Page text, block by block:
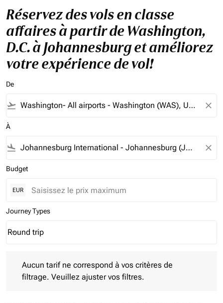
Réservez des vols en classe
affaires à partir de Washington,
D.C. à Johannesburg et améliorez
votre expérience de vol!
De
flight_takeoff close
À
flight_land close
Budget
EUR
Journey Types
Journey Types option Round trip Selected
Round trip
keyboard_arrow_down
Aucun tarif ne correspond à vos critères de
filtrage. Veuillez ajuster vos filtres.